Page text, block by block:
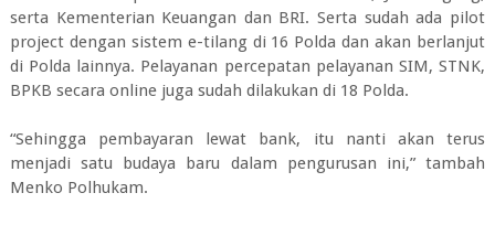
serta Kementerian Keuangan dan BRI. Serta sudah ada pilot
project dengan sistem e-tilang di 16 Polda dan akan berlanjut
di Polda lainnya. Pelayanan percepatan pelayanan SIM, STNK,
BPKB secara online juga sudah dilakukan di 18 Polda.
“Sehingga pembayaran lewat bank, itu nanti akan terus
menjadi satu budaya baru dalam pengurusan ini,” tambah
Menko Polhukam.